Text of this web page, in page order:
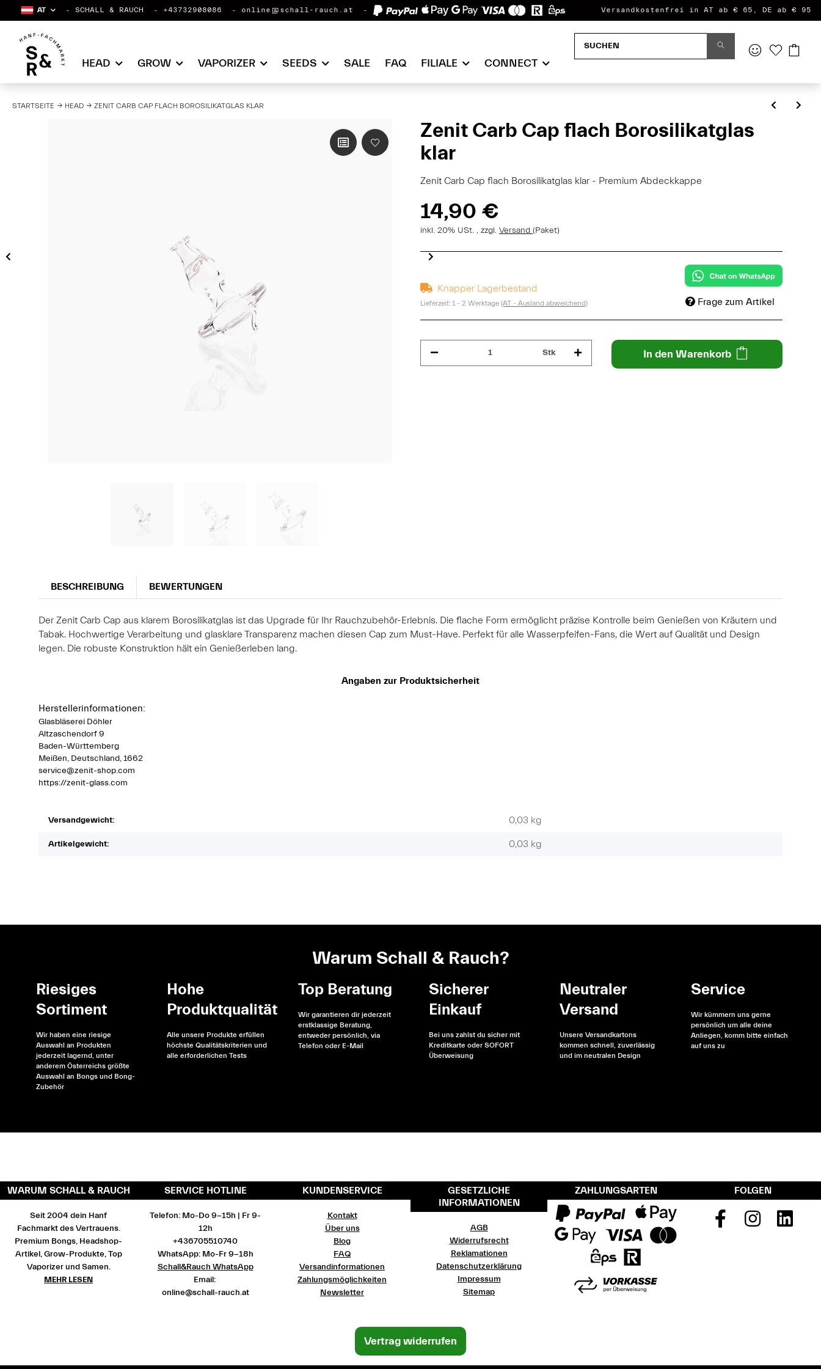
AT SCHALL & RAUCH +43732908086 online@schall-rauch.at Versandkostenfrei in AT ab € 65, DE ab € 95
HEAD GROW VAPORIZER SEEDS SALE FAQ FILIALE CONNECT
STARTSEITE HEAD ZENIT CARB CAP FLACH BOROSILIKATGLAS KLAR
Zenit Carb Cap flach Borosilikatglas
klar
Zenit Carb Cap flach Borosilikatglas klar - Premium Abdeckkappe
14,90 €
inkl. 20% USt. , zzgl. Versand (Paket)
Knapper Lagerbestand
Lieferzeit: 1 - 2 Werktage (AT - Ausland abweichend) Frage zum Artikel
Stk In den Warenkorb
BESCHREIBUNG BEWERTUNGEN
Der Zenit Carb Cap aus klarem Borosilikatglas ist das Upgrade für Ihr Rauchzubehör-Erlebnis. Die flache Form ermöglicht präzise Kontrolle beim Genießen von Kräutern und
Tabak. Hochwertige Verarbeitung und glasklare Transparenz machen diesen Cap zum Must-Have. Perfekt für alle Wasserpfeifen-Fans, die Wert auf Qualität und Design
legen. Die robuste Konstruktion hält ein Genießerleben lang.
Angaben zur Produktsicherheit
Herstellerinformationen:
Glasbläserei Döhler
Altzaschendorf 9
Baden-Württemberg
Meißen, Deutschland, 1662
service@zenit-shop.com
https://zenit-glass.com
Versandgewicht: 0,03 kg
Artikelgewicht: 0,03 kg
Warum Schall & Rauch?
Riesiges
Sortiment
Wir haben eine riesige
Auswahl an Produkten
jederzeit lagernd, unter
anderem Österreichs größte
Auswahl an Bongs und Bong-
Zubehör
Hohe
Produktqualität
Alle unsere Produkte erfüllen
höchste Qualitätskriterien und
alle erforderlichen Tests
Top Beratung
Wir garantieren dir jederzeit
erstklassige Beratung,
entweder persönlich, via
Telefon oder E-Mail
Sicherer
Einkauf
Bei uns zahlst du sicher mit
Kreditkarte oder SOFORT
Überweisung
Neutraler
Versand
Unsere Versandkartons
kommen schnell, zuverlässig
und im neutralen Design
Service
Wir kümmern uns gerne
persönlich um alle deine
Anliegen, komm bitte einfach
auf uns zu
WARUM SCHALL & RAUCH
Seit 2004 dein Hanf
Fachmarkt des Vertrauens.
Premium Bongs, Headshop-
Artikel, Grow-Produkte, Top
Vaporizer und Samen.
MEHR LESEN
SERVICE HOTLINE
Telefon: Mo-Do 9-15h | Fr 9-
12h
+436705510740
WhatsApp: Mo-Fr 9-18h
Schall&Rauch WhatsApp
Email:
online@schall-rauch.at
KUNDENSERVICE
Kontakt
Über uns
Blog
FAQ
Versandinformationen
Zahlungsmöglichkeiten
Newsletter
GESETZLICHE
INFORMATIONEN
AGB
Widerrufsrecht
Reklamationen
Datenschutzerklärung
Impressum
Sitemap
ZAHLUNGSARTEN FOLGEN
Vertrag widerrufen